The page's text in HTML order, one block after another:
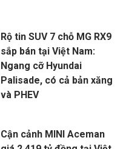
Rộ tin SUV 7 chỗ MG RX9
sắp bán tại Việt Nam:
Ngang cỡ Hyundai
Palisade, có cả bản xăng
và PHEV
Cận cảnh MINI Aceman